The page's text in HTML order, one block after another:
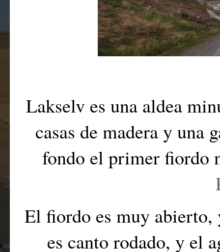
Lakselv es una aldea
casas de madera y una
fondo el primer fiordo
El fiordo es muy abierto,
es canto rodado, y el